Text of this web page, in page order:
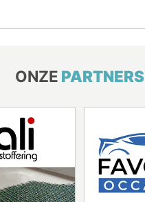
ONZE PARTNERS